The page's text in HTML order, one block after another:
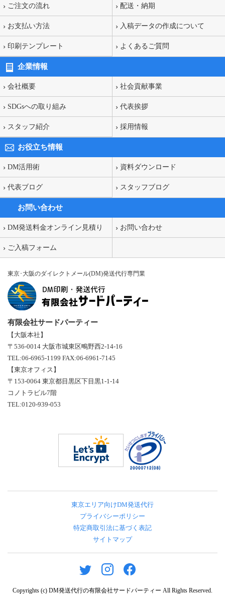
ご注文の流れ 配送・納期
お支払い方法 入稿データの作成について
印刷テンプレート よくあるご質問
企業情報
会社概要 社会貢献事業
SDGsへの取り組み 代表挨拶
スタッフ紹介 採用情報
お役立ち情報
DM活用術 資料ダウンロード
代表ブログ スタッフブログ
お問い合わせ
DM発送料金オンライン見積り お問い合わせ
ご入稿フォーム
東京･大阪のダイレクトメール(DM)発送代行専門業
有限会社サードパーティー
【大阪本社】
〒536-0014 大阪市城東区鴫野西2-14-16
TEL:06-6965-1199 FAX:06-6961-7145
【東京オフィス】
〒153-0064 東京都目黒区下目黒1-1-14
コノトラビル7階
TEL:0120-939-053
東京エリア向けDM発送代行
プライバシーポリシー
特定商取引法に基づく表記
サイトマップ
Copyrights (c) DM発送代行の有限会社サードパーティー All Rights Reserved.